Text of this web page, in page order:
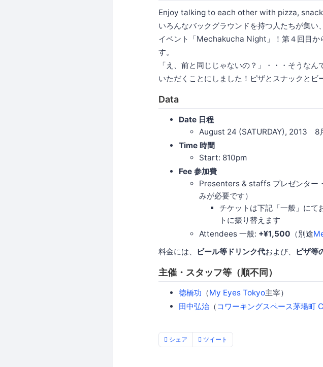
Enjoy talking to each other with pizza,
いろんなバックグラウンドを持つ人たちが集
イベント「Mechakucha Night」！第４回目か
す。
「え、前と同じじゃないの？」・・・そうな
いただくことにしました！ピザとスナックとビ
Data
Date 日程
August 24 (SATURDAY), 2013 8
Time 時間
Start: 810pm
Fee 参加費
Presenters & staffs プレゼンター
みが必要です）
チケットは下記「一般」にて
トに振り替えます
Attendees 一般: +¥1,500 （別途
料金には、
ビール等ドリンク代および、 ピザ等
主催・スタッフ等（順不同）
徳橋功 （My Eyes Tokyo主宰）
田中弘治 （ コワーキングスペース茅場町
シェア ツイート